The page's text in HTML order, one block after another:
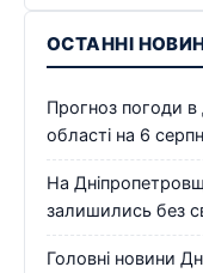
ОСТАННІ
Прогноз погоди в
області на 6
На
залишились без
Головні новини